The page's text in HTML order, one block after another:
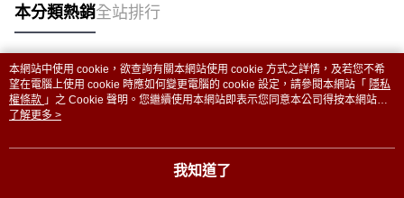
本分類熱銷全站排行
熱門標籤
本網站中使用 cookie，欲查詢有關本網站使用 cookie 方式之詳情，及若您不希
望在電腦上使用 cookie 時應如何變更電腦的 cookie 設定，請參閱本網站「 隱私
權條款 」之 Cookie 聲明。您繼續使用本網站即表示您同意本公司得按本網站使
用條款之 Cookie 聲明使用 cookie。
了解更多 >
我知道了